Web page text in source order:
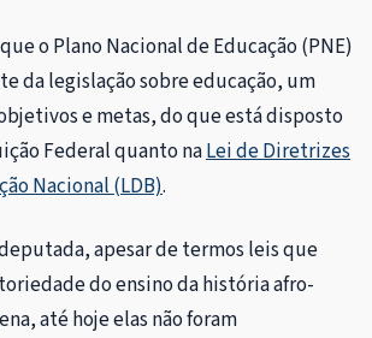
o Plano Nacional de Educação (PNE)
da legislação sobre educação, um
e metas, do que está disposto
Federal quanto naLei de Diretrizes
Nacional (LDB).
apesar de termos leis que
do ensino da história afro-
até hoje elas não foram